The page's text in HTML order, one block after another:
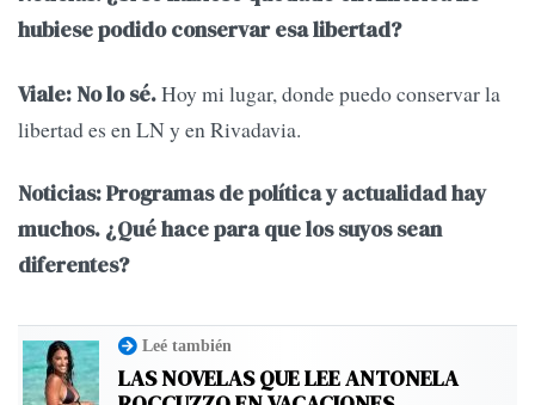
hubiese podido conservar esa libertad?
Viale: No lo sé.Hoy mi lugar, donde puedo conservar la
libertad es en LN y en Rivadavia.
Noticias: Programas de política y actualidad hay
muchos. ¿Qué hace para que los suyos sean
diferentes?
Leé también
LAS NOVELAS QUE LEE ANTONELA